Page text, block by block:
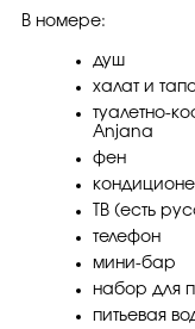
В номере:
душ
халат и
туалетно-
Anjana
фен
ТВ (есть
телефон
мини-бар
набор для
питьевая